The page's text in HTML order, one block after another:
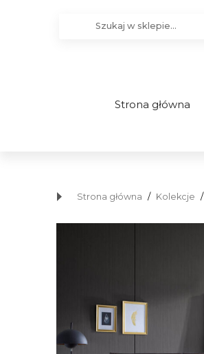
Strona główna
Strona główna / Kolekcje /